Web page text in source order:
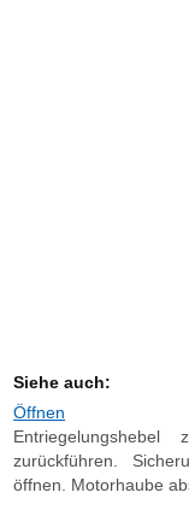
Siehe auch:
Öffnen
zurückführen.
öffnen. Motorhaube